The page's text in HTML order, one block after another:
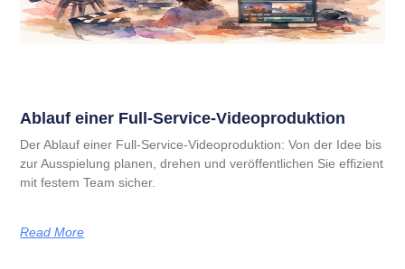
Ablauf einer Full-Service-Videoproduktion
Der Ablauf einer Full-Service-Videoproduktion: Von der Idee bis
zur Ausspielung planen, drehen und veröffentlichen Sie effizient
mit festem Team sicher.
Read More